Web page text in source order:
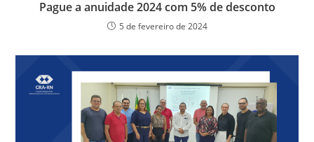
Pague a anuidade 2024 com 5% de desconto
5 de fevereiro de 2024